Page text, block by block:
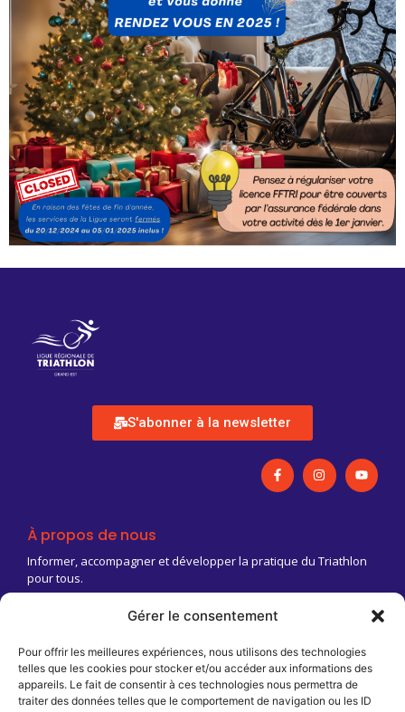
Gérer le consentement
Pour offrir les meilleures expériences, nous utilisons des technologies
telles que les cookies pour stocker et/ou accéder aux informations des
appareils. Le fait de consentir à ces technologies nous permettra de
traiter des données telles que le comportement de navigation ou les ID
S'abonner à la newsletter
À propos de nous
Informer, accompagner et développer la pratique du Triathlon
pour tous.
03 83 18 88 03
Contact@triathlongrandest.fr
Maison Régionale des Sports
13 rue Jean Moulin